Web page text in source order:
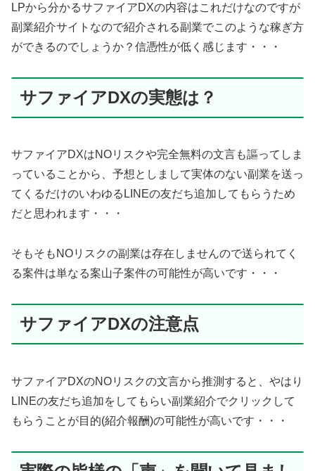
LPから分かるサファイアDXの内容はこれだけなのですが
副業紹介サイトなので紹介される副業でこのような稼ぎ方
ができるのでしょうか？信憑性が低く感じます・・・
サファイアDXの実態は？
サファイアDXはNOリスクや完全無料の文言も謳ってしま
っていることから、予想としまして実体のない副業を送っ
てくるだけのいわゆるLINEの友だち追加してもらうため
だと思われます・・・
そもそもNOリスクの副業は存在しませんので送られてく
る案件は単なる案山子案件の可能性が高いです・・・
サファイアDXの注意点
サファイアDXのNOリスクの文言から推測すると、やはり
LINEの友だち追加をしてもらい副業紹介でクリックして
もらうことが目的(紹介報酬)の可能性が高いです・・・